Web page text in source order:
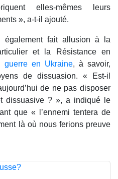
elles-mêmes leurs
», a-t-il ajouté.
également fait allusion à la
et la Résistance en
guerre en Ukraine, à savoir,
de dissuasion. « Est-il
de ne pas disposer
dissuasive ? », a indiqué le
que « l’ennemi tentera de
là où nous ferions preuve